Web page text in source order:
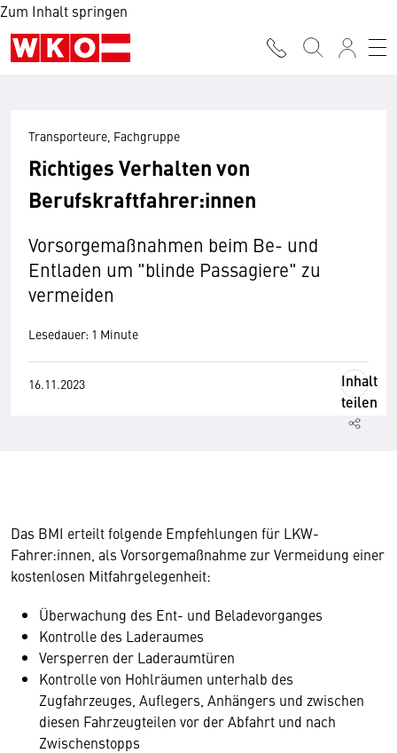
Zum Inhalt springen
Transporteure, Fachgruppe
Richtiges Verhalten von
Berufskraftfahrer:innen
Vorsorgemaßnahmen beim Be- und
Entladen um "blinde Passagiere" zu
vermeiden
Lesedauer: 1 Minute
16.11.2023
Inhalt
teilen
Das BMI erteilt folgende Empfehlungen für LKW-
Fahrer:innen, als Vorsorgemaßnahme zur Vermeidung einer
kostenlosen Mitfahrgelegenheit:
Überwachung des Ent- und Beladevorganges
Kontrolle des Laderaumes
Versperren der Laderaumtüren
Kontrolle von Hohlräumen unterhalb des
Zugfahrzeuges, Auflegers, Anhängers und zwischen
diesen Fahrzeugteilen vor der Abfahrt und nach
Zwischenstopps